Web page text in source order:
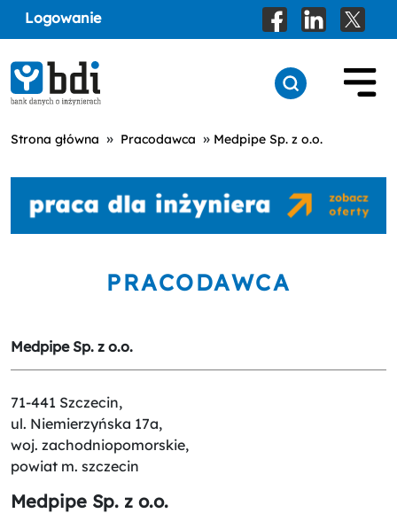
Logowanie
Strona główna » Pracodawca » Medpipe Sp. z o.o.
PRACODAWCA
Medpipe Sp. z o.o.
71-441 Szczecin,
ul. Niemierzyńska 17a,
woj. zachodniopomorskie,
powiat m. szczecin
Medpipe Sp. z o.o.